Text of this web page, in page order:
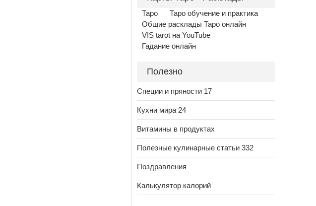
Таро
Таро обучение и практика
Общие расклады Таро онлайн
VIS tarot на YouTube
Гадание онлайн
Полезно
Специи и пряности 17
Кухни мира 24
Витамины в продуктах
Полезные кулинарные статьи 332
Поздравления
Калькулятор калорий